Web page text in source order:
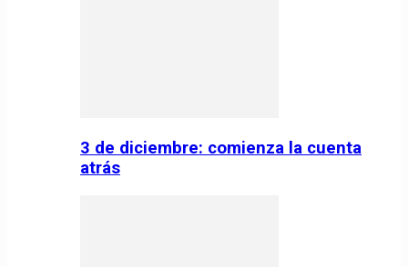
3 de diciembre: comienza la cuenta
atrás